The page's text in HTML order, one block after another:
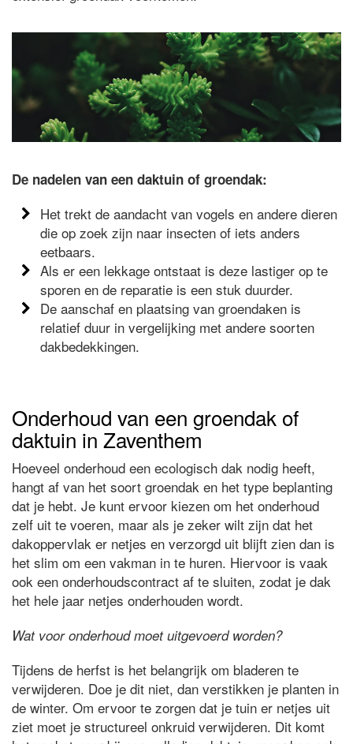
De nadelen van een daktuin of groendak:
Het trekt de aandacht van vogels en andere dieren
die op zoek zijn naar insecten of iets anders
eetbaars.
Als er een lekkage ontstaat is deze lastiger op te
sporen en de reparatie is een stuk duurder.
De aanschaf en plaatsing van groendaken is
relatief duur in vergelijking met andere soorten
dakbedekkingen.
Onderhoud van een groendak of
daktuin in Zaventhem
Hoeveel onderhoud een ecologisch dak nodig heeft,
hangt af van het soort groendak en het type beplanting
dat je hebt. Je kunt ervoor kiezen om het onderhoud
zelf uit te voeren, maar als je zeker wilt zijn dat het
dakoppervlak er netjes en verzorgd uit blijft zien dan is
het slim om een vakman in te huren. Hiervoor is vaak
ook een onderhoudscontract af te sluiten, zodat je dak
het hele jaar netjes onderhouden wordt.
Wat voor onderhoud moet uitgevoerd worden?
Tijdens de herfst is het belangrijk om bladeren te
verwijderen. Doe je dit niet, dan verstikken je planten in
de winter. Om ervoor te zorgen dat je tuin er netjes uit
ziet moet je structureel onkruid verwijderen. Dit komt